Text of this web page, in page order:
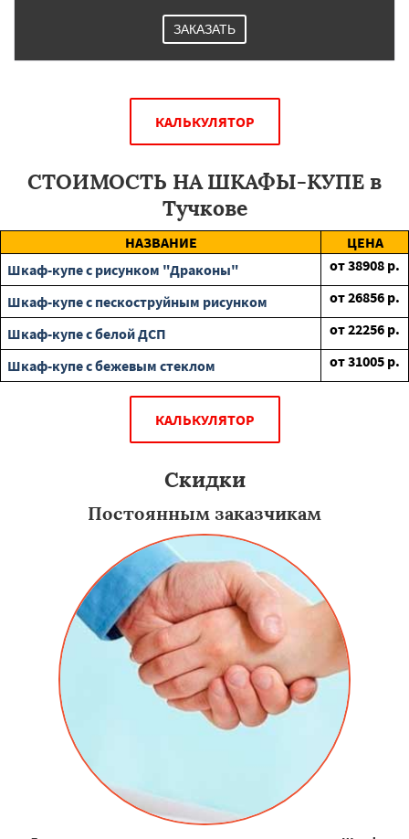
ЗАКАЗАТЬ
КАЛЬКУЛЯТОР
СТОИМОСТЬ НА ШКАФЫ-КУПЕ в
Тучкове
НАЗВАНИЕ
ЦЕНА
Шкаф-купе с рисунком "Драконы"
от38908 р.
Шкаф-купе с пескоструйным рисунком
от26856 р.
Шкаф-купе с белой ДСП
от22256 р.
Шкаф-купе с бежевым стеклом
от31005 р.
КАЛЬКУЛЯТОР
Скидки
Постоянным заказчикам